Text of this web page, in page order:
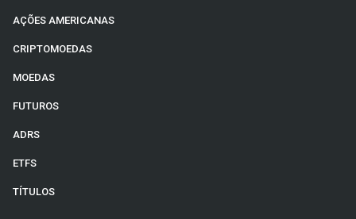
AÇÕES AMERICANAS
CRIPTOMOEDAS
MOEDAS
FUTUROS
ADRS
ETFS
TÍTULOS